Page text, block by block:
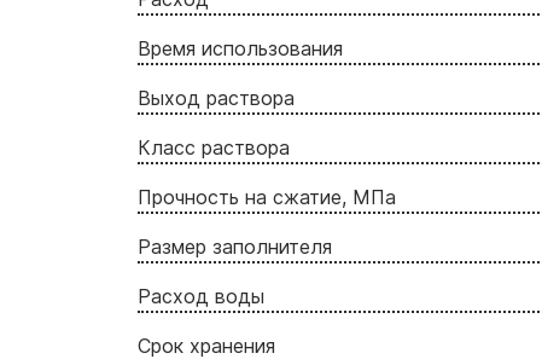
Время использования
Выход раствора
Класс раствора
Прочность на сжатие, МПа
Размер заполнителя
Расход воды
Срок хранения